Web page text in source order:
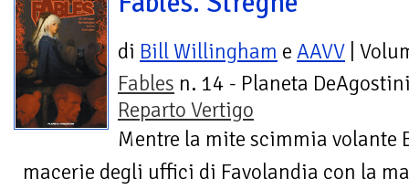
di Bill Willingham e AAVV |
Fables n. 14 - Planeta
Reparto Vertigo
Mentre la mite scimmia volante
macerie degli uffici di Favolandia con la